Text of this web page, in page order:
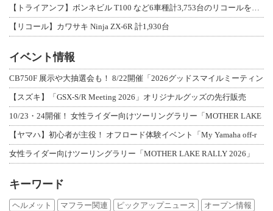
【トライアンフ】ボンネビル T100 など6車種計3,753台のリコールを発表
【リコール】カワサキ Ninja ZX-6R 計1,930台
イベント情報
CB750F 展示や大抽選会も！ 8/22開催「2026グッドスマイルミーティン
【スズキ】「GSX-S/R Meeting 2026」オリジナルグッズの先行販売
10/23・24開催！ 女性ライダー向けツーリングラリー「MOTHER LAKE
【ヤマハ】初心者が主役！ オフロード体験イベント「My Yamaha off-r
女性ライダー向けツーリングラリー「MOTHER LAKE RALLY 2026」
キーワード
ヘルメット マフラー関連 ピックアップニュース
オープン情報